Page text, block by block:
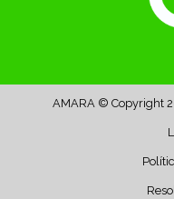
AMARA © Copyright